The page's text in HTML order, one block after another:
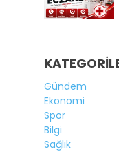
Gündem
Ekonomi
Spor
Bilgi
Sağlık